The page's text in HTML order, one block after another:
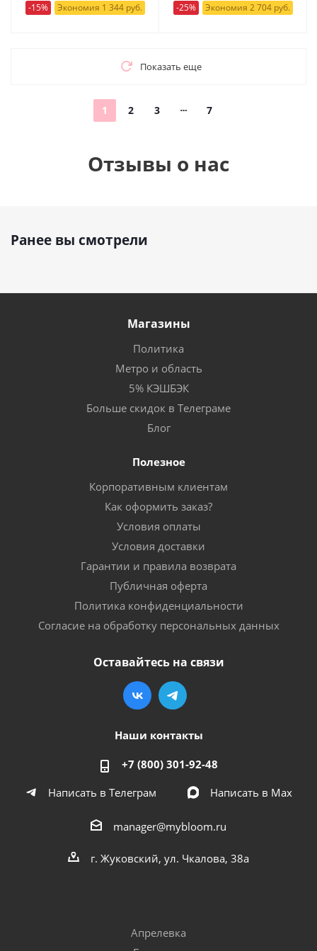
-15%
Экономия 1 344 руб.
-25%
Экономия 2 704 руб.
Показать еще
1 2 3 7
Отзывы о нас
Ранее вы смотрели
Магазины
Политика
Метро и область
5% КЭШБЭК
Больше скидок в Телеграме
Блог
Полезное
Корпоративным клиентам
Как оформить заказ?
Условия оплаты
Условия доставки
Гарантии и правила возврата
Публичная оферта
Политика конфиденциальности
Согласие на обработку персональных данных
Оставайтесь на связи
Наши контакты
+7 (800) 301-92-48
Написать в Телеграм
Написать в Мах
manager@mybloom.ru
г. Жуковский, ул. Чкалова, 38а
Апрелевка